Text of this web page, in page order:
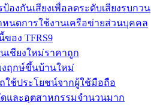
องกันเสียงเพื่อลดระดับเสียงรบกวน
หนดการใช้งานเครือข่ายส่วนบุคคล
อง TFRS9
เชียงใหม่ราคาถูก
งฤกษ์ขึ้นบ้านใหม่
ใช้ประโยชน์จากผู้ใช้มือถือ
ดและอุตสาหกรรมจำนวนมาก